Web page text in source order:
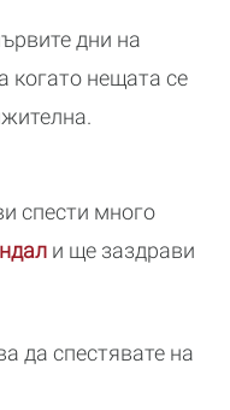
дни на
когато нещата се
спести много
и ще заздрави
да спестявате на